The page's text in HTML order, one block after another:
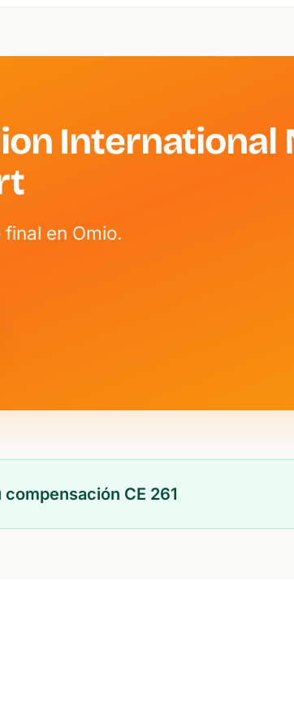
International
en Omio.
CE 261